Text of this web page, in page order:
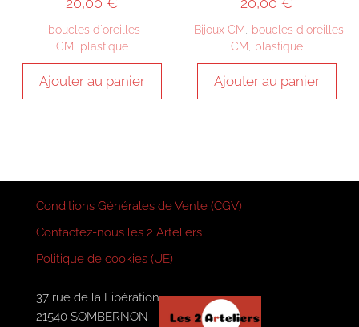
boucles d'oreilles
CM
plastique
Ajouter au panier
Bijoux CM
boucles d'oreilles
CM
plastique
Ajouter au panier
Conditions Générales de Vente (CGV)
Contactez-nous les 2 Arteliers
Politique de cookies (UE)
37 rue de la Libération
21540 SOMBERNON